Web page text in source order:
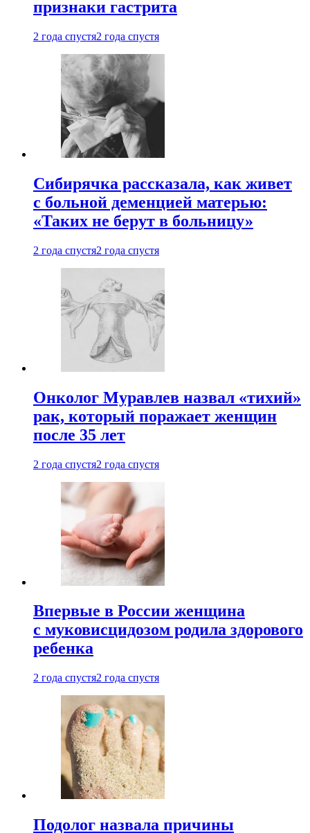
признаки гастрита
2 года спустя2 года спустя
Сибирячка рассказала, как живет
с больной деменцией матерью:
«Таких не берут в больницу»
2 года спустя2 года спустя
Онколог Муравлев назвал «тихий»
рак, который поражает женщин
после 35 лет
2 года спустя2 года спустя
Впервые в России женщина
с муковисцидозом родила здорового
ребенка
2 года спустя2 года спустя
Подолог назвала причины